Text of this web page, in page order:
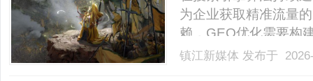
为企业获取精准流量
赖，GEO优化需要构
维优化体系。根据最
镇江新媒体 发布于